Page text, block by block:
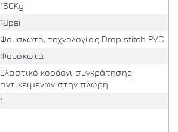
150Kg
18psi
Φουσκωτό, τεχνολογίας Drop stitch PVC
Φουσκωτά
Ελαστικό κορδόνι συγκράτησης
αντικειμένων στην πλώρη
1